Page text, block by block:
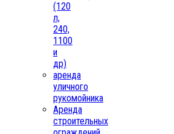
(120
л,
240,
1100
и
др)
аренда
уличного
рукомойника
Аренда
строительных